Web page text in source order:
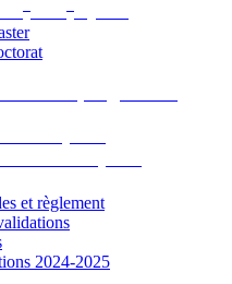
et règlement
2024-2025